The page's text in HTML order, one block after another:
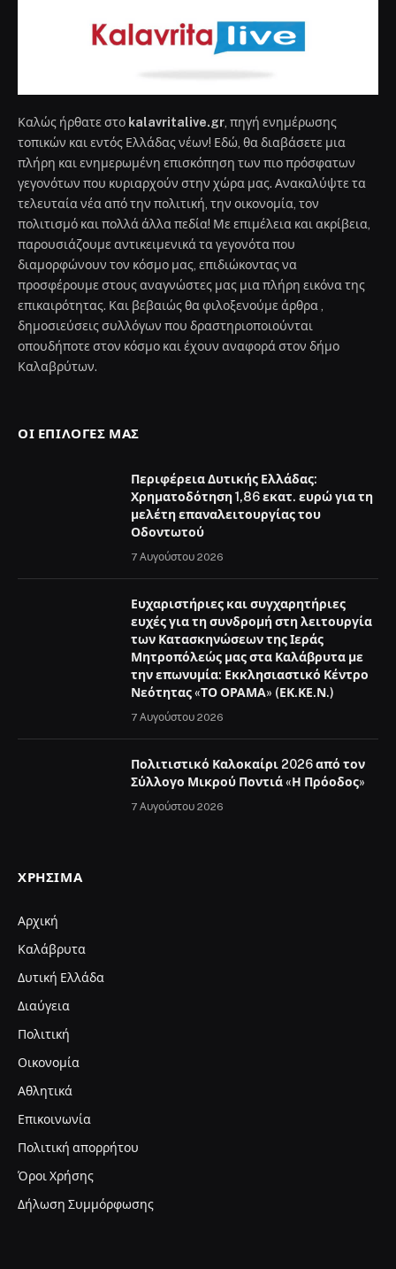
Καλώς ήρθατε στο kalavritalive.gr , πηγή ενημέρωσης
τοπικών και εντός Ελλάδας νέων! Εδώ, θα διαβάσετε μια
πλήρη και ενημερωμένη επισκόπηση των πιο πρόσφατων
γεγονότων που κυριαρχούν στην χώρα μας. Ανακαλύψτε τα
τελευταία νέα από την πολιτική, την οικονομία, τον
πολιτισμό και πολλά άλλα πεδία! Με επιμέλεια και ακρίβεια,
παρουσιάζουμε αντικειμενικά τα γεγονότα που
διαμορφώνουν τον κόσμο μας, επιδιώκοντας να
προσφέρουμε στους αναγνώστες μας μια πλήρη εικόνα της
επικαιρότητας. Και βεβαιώς θα φιλοξενούμε άρθρα ,
δημοσιεύσεις συλλόγων που δραστηριοποιούνται
οπουδήποτε στον κόσμο και έχουν αναφορά στον δήμο
Καλαβρύτων.
ΟΙ ΕΠΙΛΟΓΈΣ ΜΑΣ
Περιφέρεια Δυτικής Ελλάδας:
Χρηματοδότηση 1,86 εκατ. ευρώ για τη
μελέτη επαναλειτουργίας του
Οδοντωτού
7 Αυγούστου 2026
Ευχαριστήριες και συγχαρητήριες
ευχές για τη συνδρομή στη λειτουργία
των Κατασκηνώσεων της Ιεράς
Μητροπόλεώς μας στα Καλάβρυτα με
την επωνυμία: Εκκλησιαστικό Κέντρο
Νεότητας «ΤΟ ΟΡΑΜΑ» (ΕΚ.ΚΕ.Ν.)
7 Αυγούστου 2026
Πολιτιστικό Καλοκαίρι 2026 από τον
Σύλλογο Μικρού Ποντιά «Η Πρόοδος»
7 Αυγούστου 2026
ΧΡΉΣΙΜΑ
Αρχική
Καλάβρυτα
Δυτική Ελλάδα
Διαύγεια
Πολιτική
Οικονομία
Αθλητικά
Επικοινωνία
Πολιτική απορρήτου
Όροι Χρήσης
Δήλωση Συμμόρφωσης